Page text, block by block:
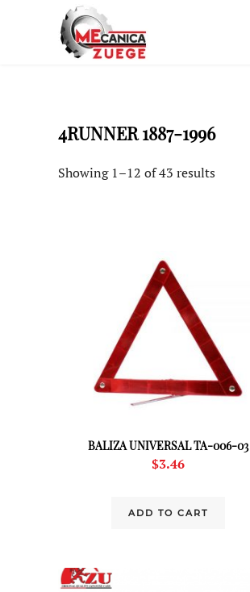
4RUNNER 1887-1996
Showing 1–12 of 43 results
BALIZA UNIVERSAL TA-006-03
$3.46
ADD TO CART